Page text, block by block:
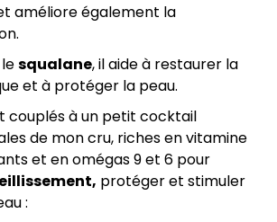
améliore également la
squalane, il aide à restaurer la
et à protéger la peau.
couplés à un petit cocktail
de mon cru, riches en vitamine
et en omégas 9 et 6 pour
protéger et stimuler
: